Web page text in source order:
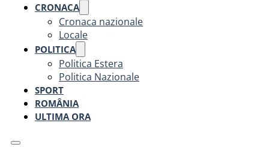
CRONACA
Cronaca nazionale
Locale
POLITICA
Politica Estera
Politica Nazionale
SPORT
ROMÂNIA
ULTIMA ORA